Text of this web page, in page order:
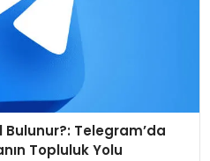
Bulunur?: Telegram’da
Topluluk Yolu